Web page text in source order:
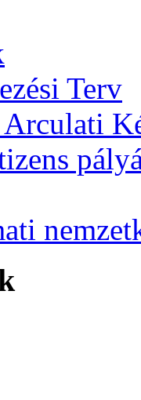
Terv
Arculati